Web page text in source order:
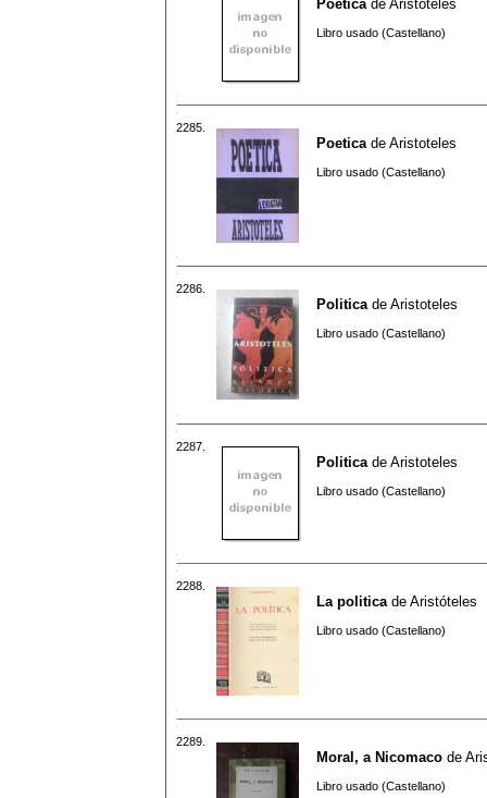
Poetica de Aristoteles
Libro usado (Castellano)
2285.
Poetica de Aristoteles
Libro usado (Castellano)
2286.
Politica de Aristoteles
Libro usado (Castellano)
2287.
Politica de Aristoteles
Libro usado (Castellano)
2288.
La politica de Aristóteles
Libro usado (Castellano)
2289.
Moral, a Nicomaco de
Libro usado (Castellano)